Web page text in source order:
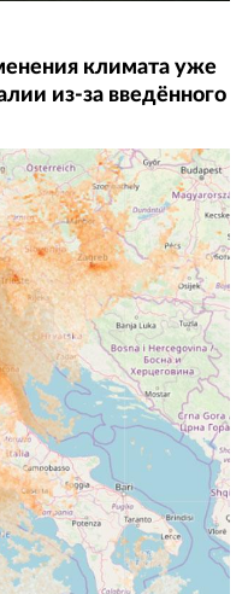
климата уже
из-за введённого